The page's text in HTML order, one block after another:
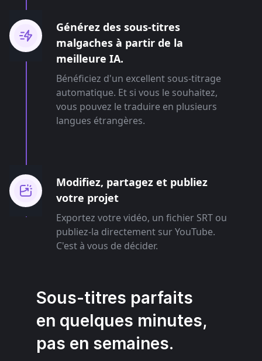
Générez des sous-titres
malgaches à partir de la
meilleure IA.
Bénéficiez d'un excellent sous-titrage
automatique. Et si vous le souhaitez,
vous pouvez le traduire en plusieurs
langues étrangères.
Modifiez, partagez et publiez
votre projet
Exportez votre vidéo, un fichier SRT ou
publiez-la directement sur YouTube.
C'est à vous de décider.
Sous-titres parfaits
en quelques minutes,
pas en semaines.